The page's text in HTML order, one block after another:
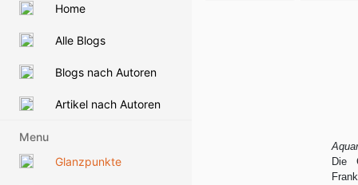
Home
Alle Blogs
Blogs nach Autoren
Artikel nach Autoren
Menu
Glanzpunkte
Die